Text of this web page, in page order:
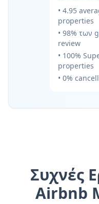
• 4.95
properties
• 98% των
review
• 100%
properties
• 0%
Συχνές
Airbnb